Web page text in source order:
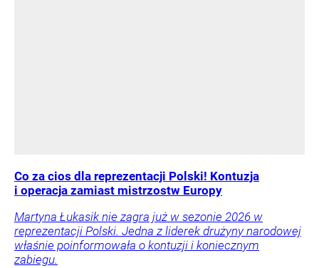
Co za cios dla reprezentacji Polski! Kontuzja
i operacja zamiast mistrzostw Europy
Martyna Łukasik nie zagra już w sezonie 2026 w
reprezentacji Polski. Jedna z liderek drużyny narodowej
właśnie poinformowała o kontuzji i koniecznym
zabiegu.